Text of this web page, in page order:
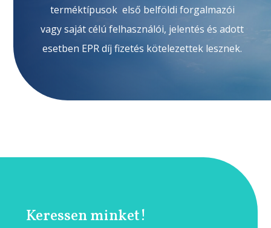
terméktípusok első belföldi forgalmazói
vagy saját célú felhasználói, jelentés és adott
esetben EPR díj fizetés kötelezettek lesznek.
Keressen minket!